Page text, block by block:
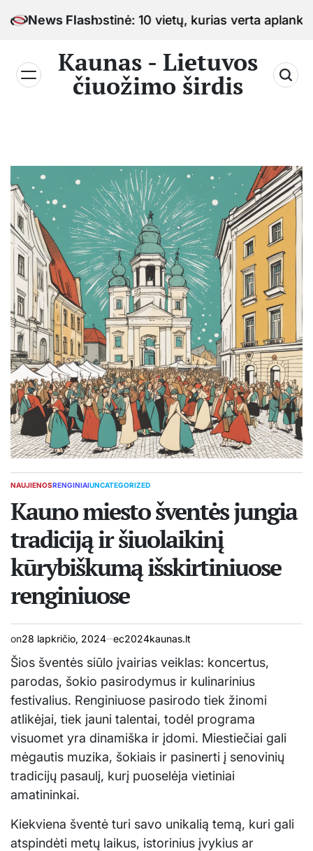
to
News Flash
sostinė: 10 vietų, kurias verta aplankyti
Kaunas - Lietuvos
čiuožimo širdis
POSTED
NAUJIENOSRENGINIAIUNCATEGORIZED
Kauno miesto šventės jungia
tradiciją ir šiuolaikinį
kūrybiškumą išskirtiniuose
renginiuose
on28 lapkričio, 2024 ec2024kaunas.lt
Šios šventės siūlo įvairias veiklas: koncertus,
parodas, šokio pasirodymus ir kulinarinius
festivalius. Renginiuose pasirodo tiek žinomi
atlikėjai, tiek jauni talentai, todėl programa
visuomet yra dinamiška ir įdomi. Miestiečiai gali
mėgautis muzika, šokiais ir pasinerti į senovinių
tradicijų pasaulį, kurį puoselėja vietiniai
amatininkai.
Kiekviena šventė turi savo unikalią temą, kuri gali
atspindėti metų laikus, istorinius įvykius ar